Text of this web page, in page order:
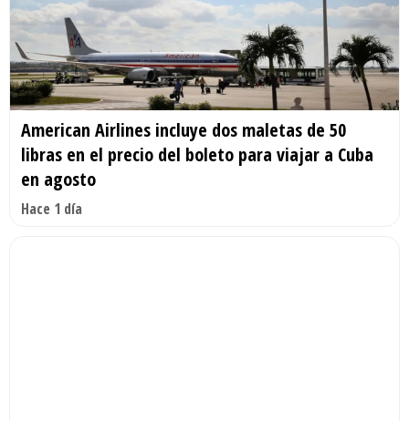
American Airlines incluye dos maletas de 50
libras en el precio del boleto para viajar a Cuba
en agosto
Hace 1 día